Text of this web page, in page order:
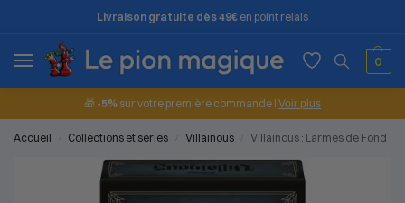
Livraison gratuite dès 49€ en point relais
0
🎁 -5% sur votre première commande ! Voir plus
Accueil Collections et séries Villainous Villainous : Larmes de Fond